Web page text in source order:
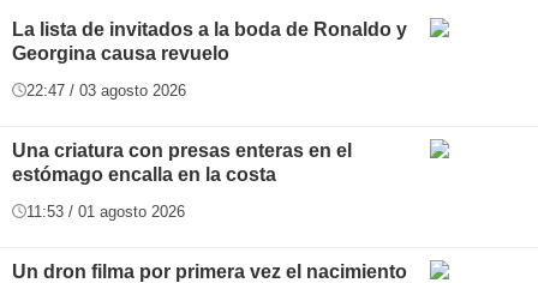
La lista de invitados a la boda de Ronaldo y
Georgina causa revuelo
22:47 / 03 agosto 2026
Una criatura con presas enteras en el
estómago encalla en la costa
11:53 / 01 agosto 2026
Un dron filma por primera vez el nacimiento